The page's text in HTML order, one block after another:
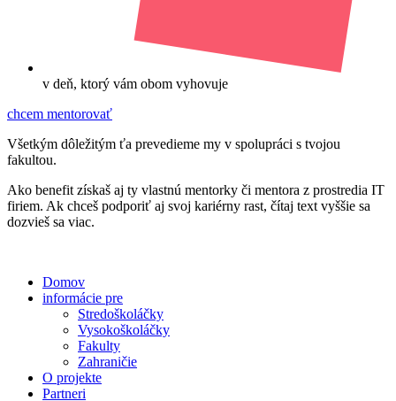
v deň, ktorý vám obom vyhovuje
chcem mentorovať
Všetkým dôležitým ťa prevedieme my v spolupráci s tvojou
fakultou.
Ako benefit získaš aj ty vlastnú mentorky či mentora z prostredia IT
firiem. Ak chceš podporiť aj svoj kariérny rast, čítaj text vyššie sa
dozvieš sa viac.
Domov
informácie pre
Stredoškoláčky
Vysokoškoláčky
Fakulty
Zahraničie
O projekte
Partneri